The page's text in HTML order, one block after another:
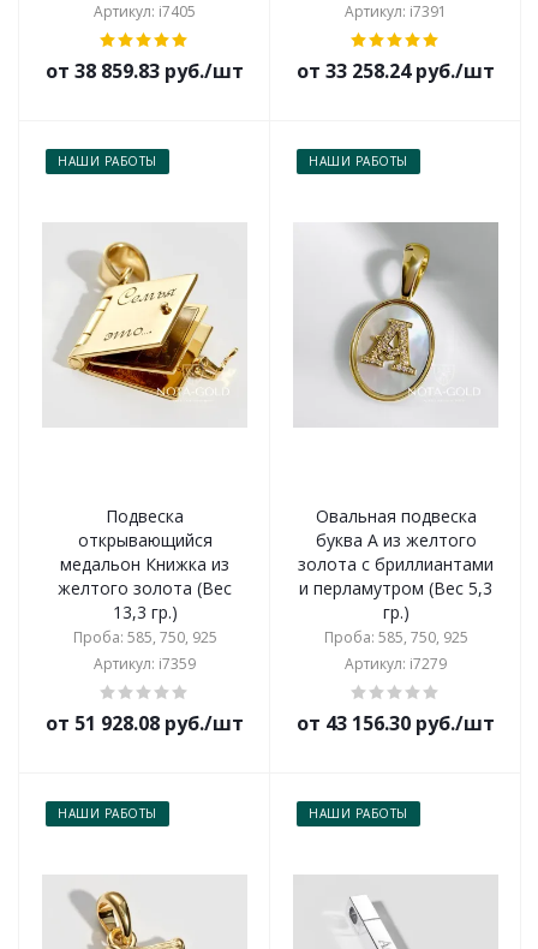
Артикул: i7405
от 38 859.83 руб./шт
Артикул: i7391
от 33 258.24 руб./шт
НАШИ РАБОТЫ
Подвеска
открывающийся
медальон Книжка из
желтого золота (Вес
13,3 гр.)
Проба: 585, 750, 925
Артикул: i7359
от 51 928.08 руб./шт
НАШИ РАБОТЫ
Овальная подвеска
буква А из желтого
золота с бриллиантами
и перламутром (Вес 5,3
гр.)
Проба: 585, 750, 925
Артикул: i7279
от 43 156.30 руб./шт
НАШИ РАБОТЫ НАШИ РАБОТЫ